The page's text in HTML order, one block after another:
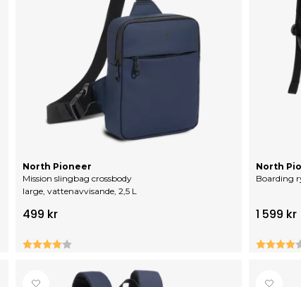
Mission slingbag crossbody
large, vattenavvisande, 2,5 L
North Pioneer
499 kr
Betyg:
Boarding
North
1 599 kr
Betyg: